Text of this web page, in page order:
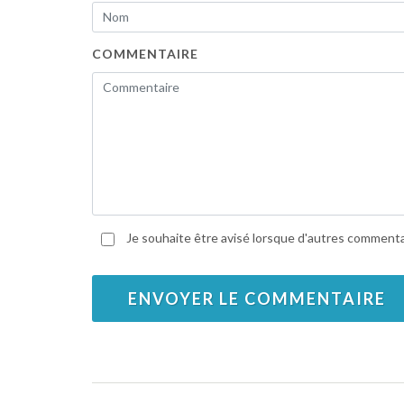
COMMENTAIRE
Je souhaite être avisé lorsque d'autres
ENVOYER LE COMMENTAIRE